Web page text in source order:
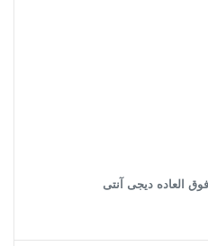
العاده دیجی آنتی